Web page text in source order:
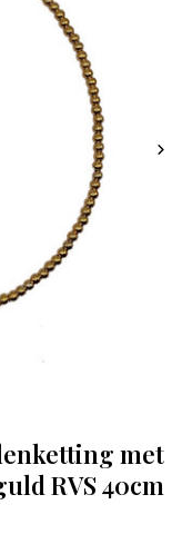
met
RVS 40cm